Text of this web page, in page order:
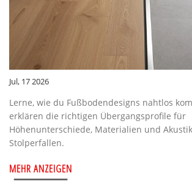
Jul, 17 2026
Lerne, wie du Fußbodendesigns nahtlos
erklären die richtigen Übergangsprofile für
Höhenunterschiede, Materialien und
Stolperfallen.
MEHR ANZEIGEN